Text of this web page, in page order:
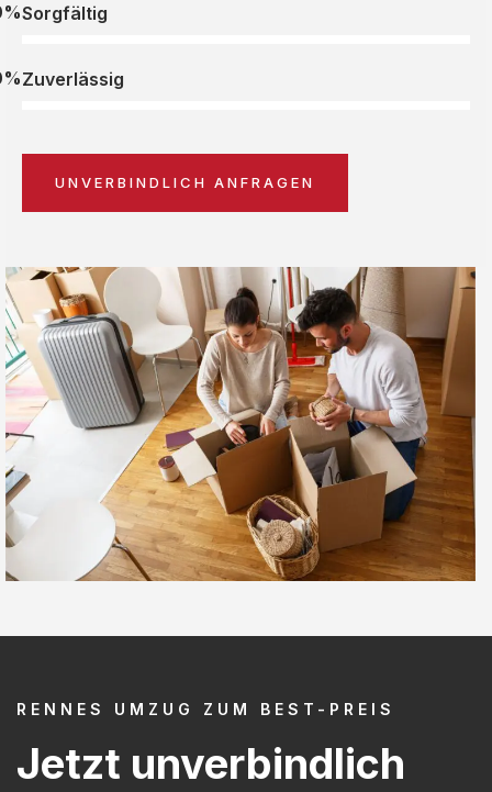
Sorgfältig
Zuverlässig
UNVERBINDLICH ANFRAGEN
RENNES UMZUG ZUM BEST-PREIS
Jetzt unverbindlich